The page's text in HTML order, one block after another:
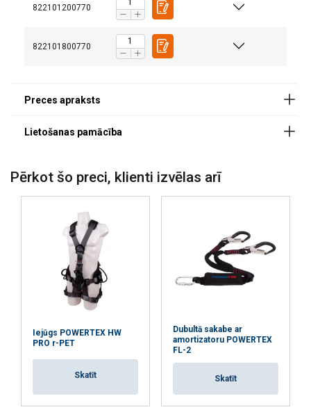
822101200770
822101800770
Iespējas:
Materiāls:
Darba temperatūra :
Piezīme:
Powertex-Fall-Arrest-Blocks-MBW-MBC-FBC-User-
Pērkot šo preci, klienti izvēlas arī
Iejūgs POWERTEX HW
PRO r-PET
Skatīt
Dubultā sakabe ar
amortizatoru POWERTEX
FL-2
Skatīt